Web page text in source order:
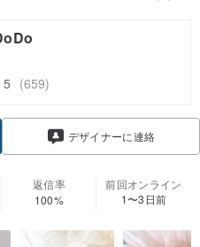
5 (659)
デザイナーに連絡
返信率
100%
前回オンライン
1〜3日前